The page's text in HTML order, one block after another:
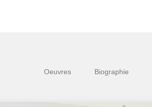
Oeuvres Biographie